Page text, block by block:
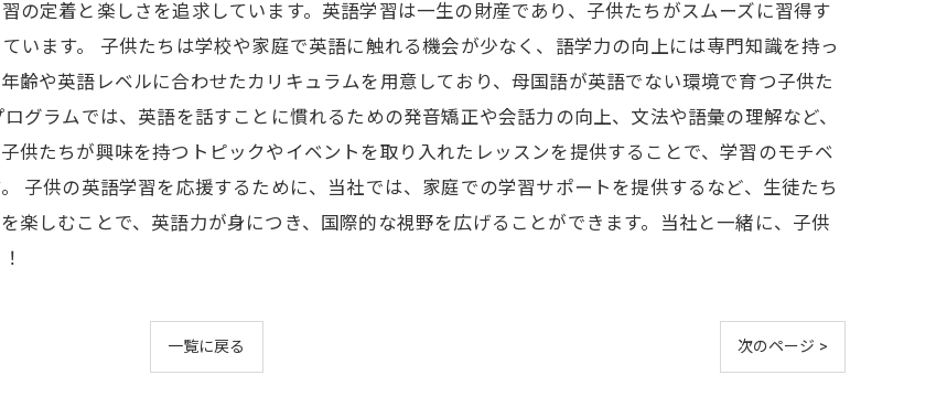
の定着と楽しさを追求しています。英語学習は一生の財産であり、子供たちがスムーズに習得す
います。 子供たちは学校や家庭で英語に触れる機会が少なく、語学力の向上には専門知識を持っ
齢や英語レベルに合わせたカリキュラムを用意しており、母国語が英語でない環境で育つ子供た
グラムでは、英語を話すことに慣れるための発音矯正や会話力の向上、文法や語彙の理解など、
供たちが興味を持つトピックやイベントを取り入れたレッスンを提供することで、学習のモチベ
子供の英語学習を応援するために、当社では、家庭での学習サポートを提供するなど、生徒たち
楽しむことで、英語力が身につき、国際的な視野を広げることができます。当社と一緒に、子供
一覧に戻る 次のページ >